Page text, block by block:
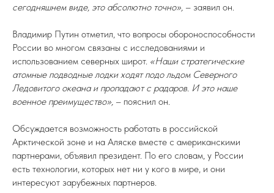
сегодняшнем виде, это абсолютно точно», – заявил он.
Владимир Путин отметил, что вопросы обороноспособности
России во многом связаны с исследованиями и
использованием северных широт. «Наши стратегические
атомные подводные лодки ходят подо льдом Северного
Ледовитого океана и пропадают с радаров. И это наше
военное преимущество», – пояснил он.
Обсуждается возможность работать в российской
Арктической зоне и на Аляске вместе с американскими
партнерами, объявил президент. По его словам, у России
есть технологии, которых нет ни у кого в мире, и они
интересуют зарубежных партнеров.